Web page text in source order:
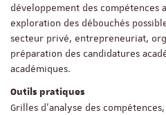
développement des compétences
exploration des débouchés
secteur privé, entrepreneuriat,
préparation des candidatures
académiques.
Outils pratiques
Grilles d'analyse des